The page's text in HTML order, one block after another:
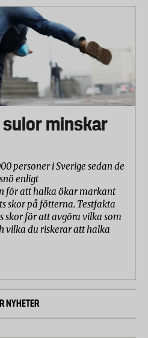
sulor minskar
personer i Sverige sedan de
enligt
för att halka ökar markant
skor på fötterna. Testfakta
skor för att avgöra vilka som
vilka du riskerar att halka
NYHETER